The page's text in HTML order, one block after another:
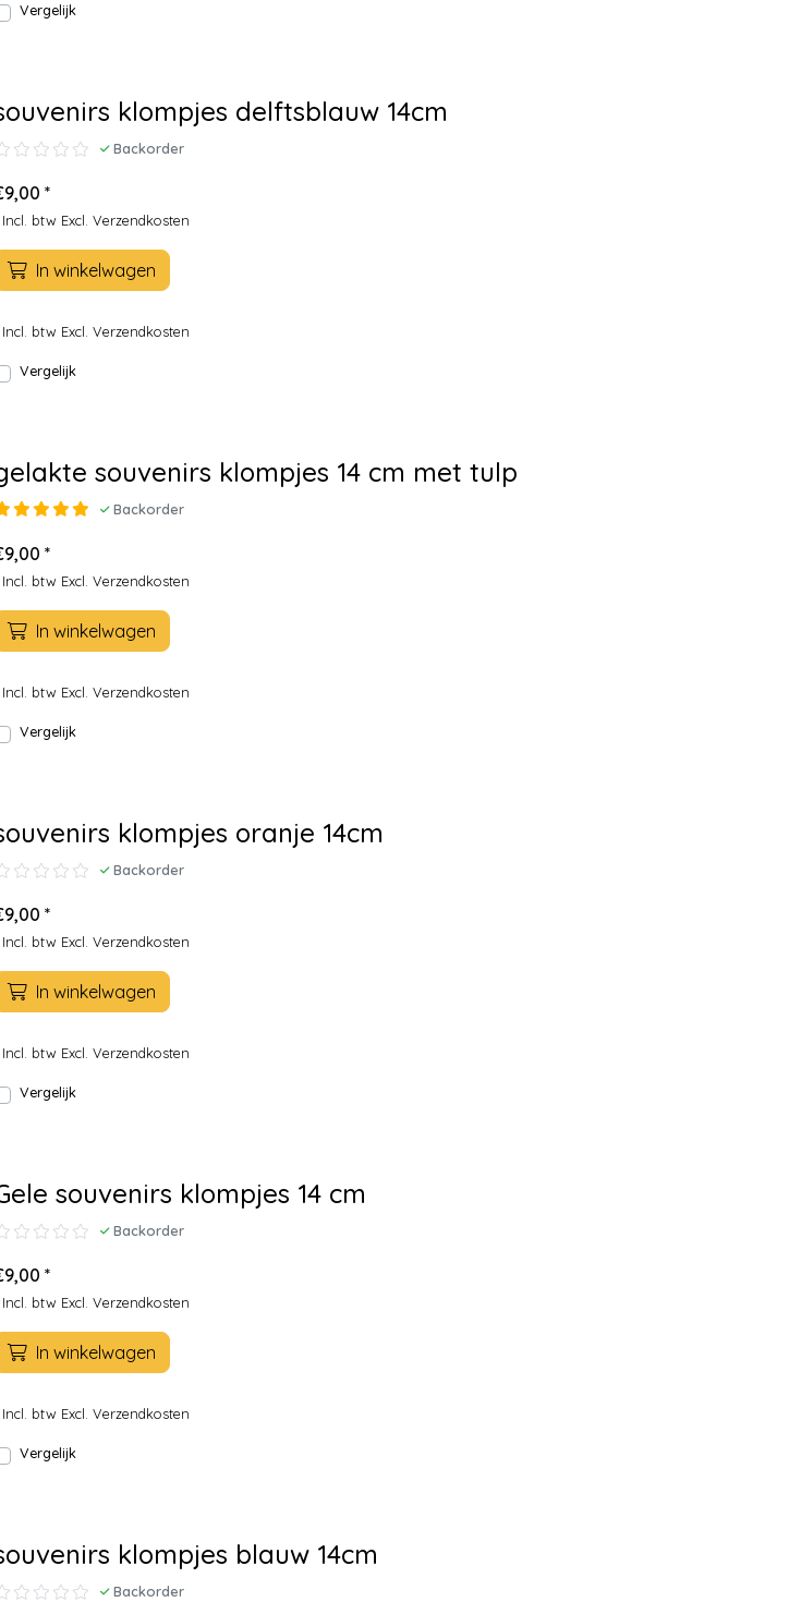
Vergelijk
klompjes delftsblauw 14cm
Backorder
*
btw Excl. Verzendkosten
In winkelwagen
btw Excl. Verzendkosten
Vergelijk
souvenirs klompjes 14 cm met tulp
Backorder
*
btw Excl. Verzendkosten
In winkelwagen
btw Excl. Verzendkosten
Vergelijk
klompjes oranje 14cm
Backorder
*
btw Excl. Verzendkosten
In winkelwagen
btw Excl. Verzendkosten
Vergelijk
souvenirs klompjes 14 cm
Backorder
*
btw Excl. Verzendkosten
In winkelwagen
btw Excl. Verzendkosten
Vergelijk
klompjes blauw 14cm
Backorder